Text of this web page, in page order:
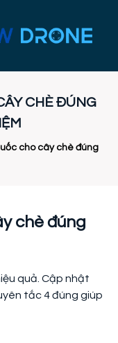
CHÈ ĐÚNG
cho cây chè đúng
chè đúng
quả. Cập nhật
tắc 4 đúng giúp